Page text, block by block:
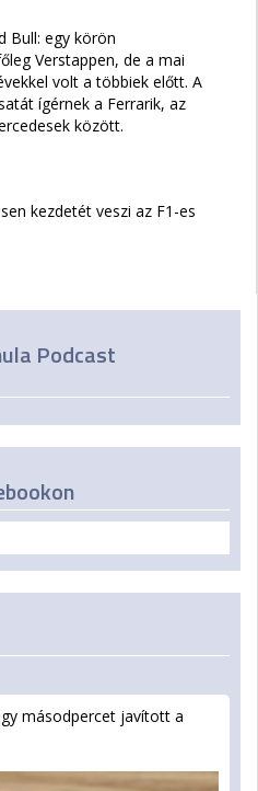
Bull: egy körön
Verstappen, de a mai
volt a többiek előtt. A
ígérnek a Ferrarik, az
között.
kezdetét veszi az F1-es
Podcast
másodpercet javított a